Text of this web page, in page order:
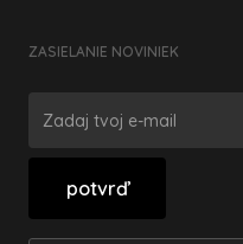
ZASIELANIE NOVINIEK